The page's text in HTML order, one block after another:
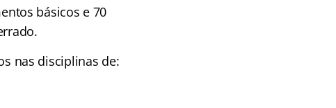
básicos e 70
nas disciplinas de: